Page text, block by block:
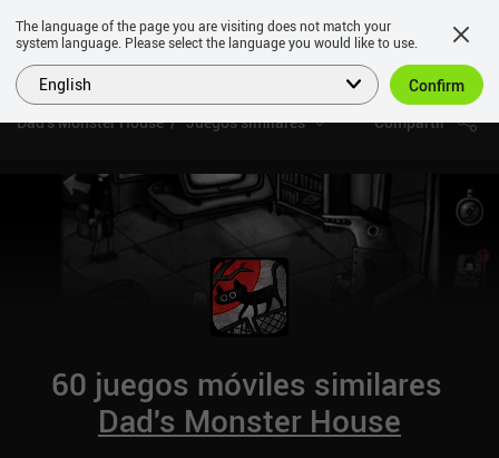
Dad's Monster House Juegos similares Compartir
60 juegos móviles similares
Dad's Monster House
The language of the page you are visiting does not match your
system language. Please select the language you would like to use.
English Confirm